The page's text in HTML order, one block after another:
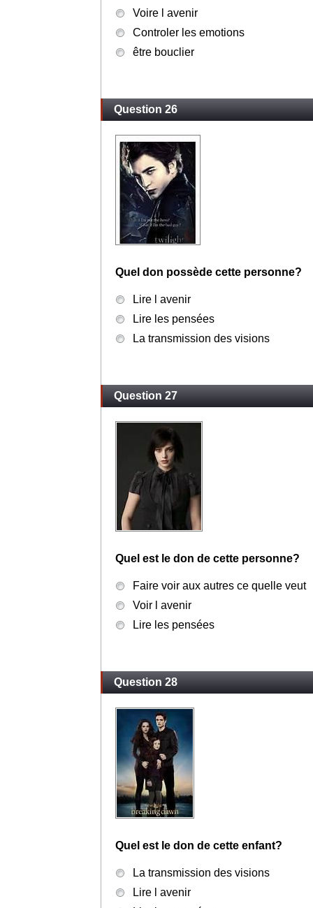
Voire l avenir
Controler les emotions
être bouclier
Question 26
Quel don possède cette personne?
Lire l avenir
Lire les pensées
La transmission des visions
Question 27
Quel est le don de cette personne?
Faire voir aux autres ce quelle veut
Voir l avenir
Lire les pensées
Question 28
Quel est le don de cette enfant?
La transmission des visions
Lire l avenir